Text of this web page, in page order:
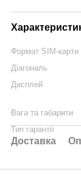
Формат SIM-карти
Діагональ
Дисплей
Вага та габарити
Тип гарантії
Доставка